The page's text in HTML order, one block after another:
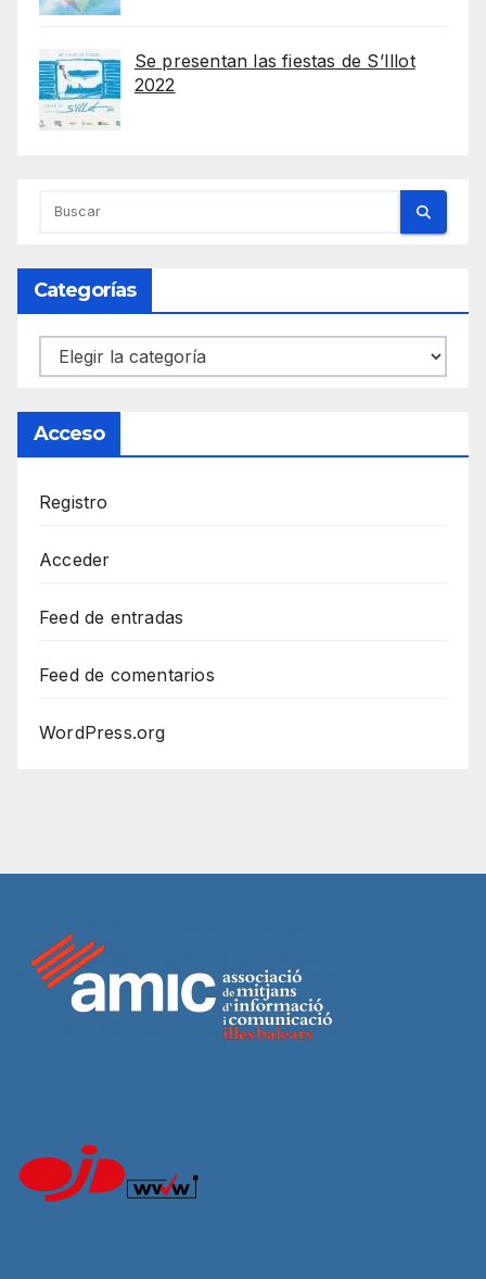
Se presentan las fiestas de S’Illot
2022
Categorías
Categorías
Acceso
Registro
Acceder
Feed de entradas
Feed de comentarios
WordPress.org